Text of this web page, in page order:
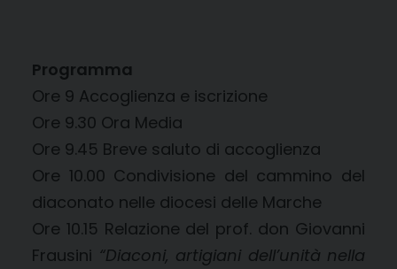
Programma
Ore 9 Accoglienza e iscrizione
Ore 9.30 Ora Media
Ore 9.45 Breve saluto di accoglienza
Ore 10.00 Condivisione del cammino del
diaconato nelle diocesi delle Marche
Ore 10.15 Relazione del prof. don Giovanni
Frausini “Diaconi, artigiani dell’unità nella